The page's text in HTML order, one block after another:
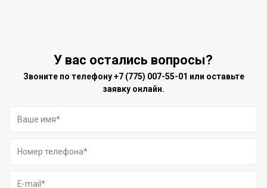
У вас остались вопросы?
Звоните по телефону+7 (775) 007-55-01 или оставьте
заявку онлайн.